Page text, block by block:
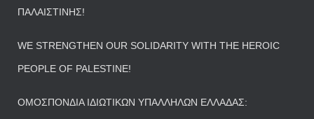
ΠΑΛΑΙΣΤΊΝΗΣ!
WE STRENGTHEN OUR SOLIDARITY WITH THE HEROIC
PEOPLE OF PALESTINE!
ΟΜΟΣΠΟΝΔΊΑ ΙΔΙΩΤΙΚΏΝ ΥΠΑΛΛΉΛΩΝ ΕΛΛΆΔΑΣ: